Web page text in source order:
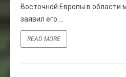
Восточной Европы в области
заявил его ...
READ MORE